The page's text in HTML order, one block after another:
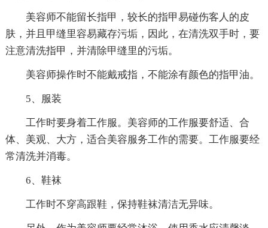
美容师不能留长指甲，较长的指甲易碰伤客人的皮
肤，并且甲缝里容易藏存污垢，因此，在清洗双手时，要
注意清洗指甲，并清除甲缝里的污垢。
美容师操作时不能戴戒指，不能涂有颜色的指甲油。
5、服装
工作时要身着工作服。美容师的工作服要舒适、合
体、美观、大方，适合美容服务工作的需要。工作服要经
常清洗并消毒。
6、鞋袜
工作时不穿高跟鞋，保持鞋袜清洁无异味。